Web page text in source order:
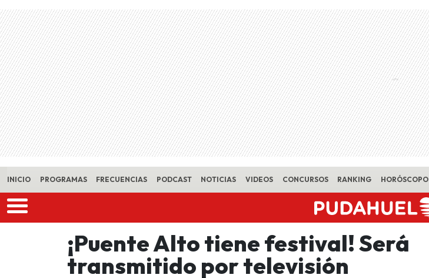
Skip to main content
INICIO PROGRAMAS FRECUENCIAS PODCAST NOTICIAS VIDEOS CONCURSOS RANKING HORÓSCOPO
¡Puente Alto tiene festival! Será
transmitido por televisión